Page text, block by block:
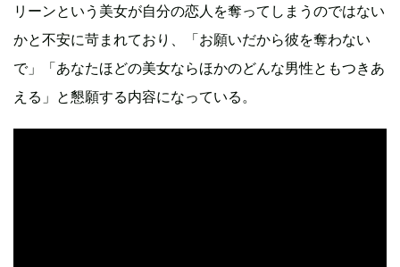
リーンという美女が自分の恋人を奪ってしまうのではない
かと不安に苛まれており、「お願いだから彼を奪わない
で」「あなたほどの美女ならほかのどんな男性ともつきあ
える」と懇願する内容になっている。